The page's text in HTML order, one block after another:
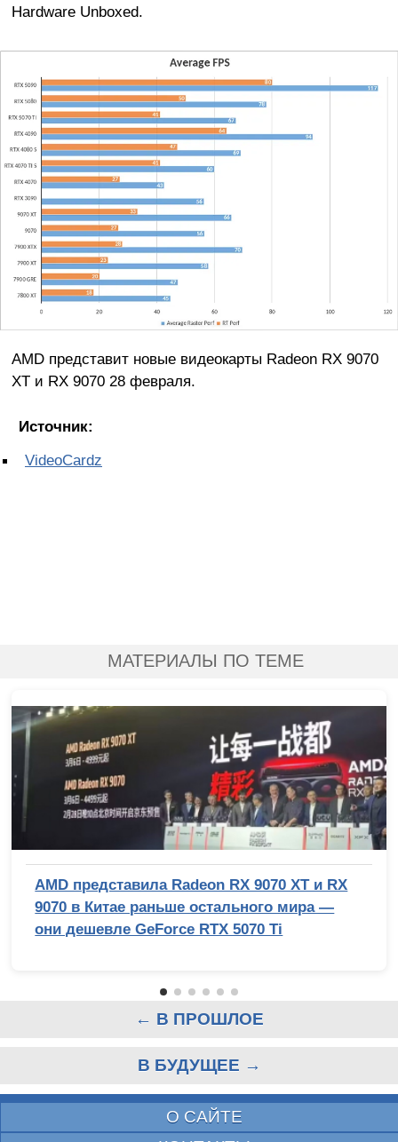
Hardware Unboxed.
AMD представит новые видеокарты Radeon RX 9070
XT и RX 9070 28 февраля.
Источник:
VideoCardz
МАТЕРИАЛЫ ПО ТЕМЕ
AMD представила Radeon RX 9070 XT и RX
9070 в Китае раньше остального мира —
они дешевле GeForce RTX 5070 Ti
← В ПРОШЛОЕ
В БУДУЩЕЕ →
О САЙТЕ